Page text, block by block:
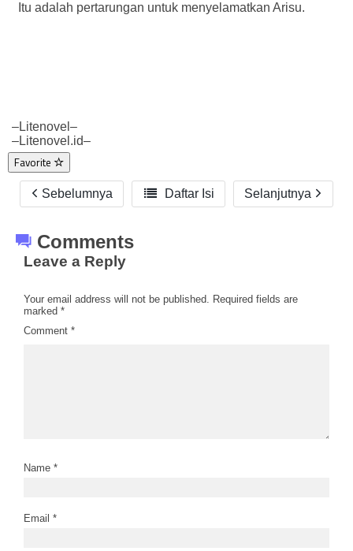
Itu adalah pertarungan untuk menyelamatkan Arisu.
–Litenovel–
–Litenovel.id–
Favorite
Sebelumnya  Daftar Isi Selanjutnya
Comments
Leave a Reply
Your email address will not be published.
Required fields are
marked *
Comment *
Name *
Email *